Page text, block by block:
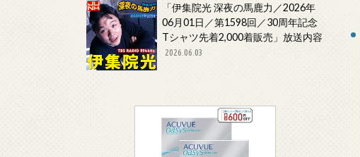
「伊集院光 深夜の馬鹿力／2026年
06月01日／第1598回／30周年記念
Tシャツ先着2,000着販売」放送内容
2026.06.03